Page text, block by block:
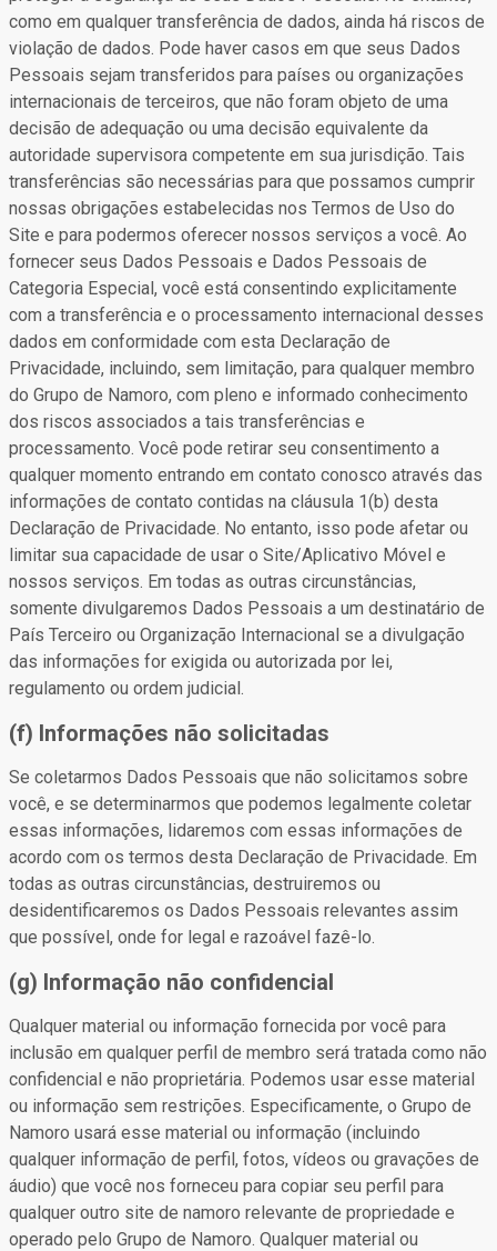
como em qualquer transferência de dados, ainda há riscos de
violação de dados. Pode haver casos em que seus Dados
Pessoais sejam transferidos para países ou organizações
internacionais de terceiros, que não foram objeto de uma
decisão de adequação ou uma decisão equivalente da
autoridade supervisora competente em sua jurisdição. Tais
transferências são necessárias para que possamos cumprir
nossas obrigações estabelecidas nos Termos de Uso do
Site e para podermos oferecer nossos serviços a você. Ao
fornecer seus Dados Pessoais e Dados Pessoais de
Categoria Especial, você está consentindo explicitamente
com a transferência e o processamento internacional desses
dados em conformidade com esta Declaração de
Privacidade, incluindo, sem limitação, para qualquer membro
do Grupo de Namoro, com pleno e informado conhecimento
dos riscos associados a tais transferências e
processamento. Você pode retirar seu consentimento a
qualquer momento entrando em contato conosco através das
informações de contato contidas na cláusula 1(b) desta
Declaração de Privacidade. No entanto, isso pode afetar ou
limitar sua capacidade de usar o Site/Aplicativo Móvel e
nossos serviços. Em todas as outras circunstâncias,
somente divulgaremos Dados Pessoais a um destinatário de
País Terceiro ou Organização Internacional se a divulgação
das informações for exigida ou autorizada por lei,
regulamento ou ordem judicial.
(f) Informações não solicitadas
Se coletarmos Dados Pessoais que não solicitamos sobre
você, e se determinarmos que podemos legalmente coletar
essas informações, lidaremos com essas informações de
acordo com os termos desta Declaração de Privacidade. Em
todas as outras circunstâncias, destruiremos ou
desidentificaremos os Dados Pessoais relevantes assim
que possível, onde for legal e razoável fazê-lo.
(g) Informação não confidencial
Qualquer material ou informação fornecida por você para
inclusão em qualquer perfil de membro será tratada como não
confidencial e não proprietária. Podemos usar esse material
ou informação sem restrições. Especificamente, o Grupo de
Namoro usará esse material ou informação (incluindo
qualquer informação de perfil, fotos, vídeos ou gravações de
áudio) que você nos forneceu para copiar seu perfil para
qualquer outro site de namoro relevante de propriedade e
operado pelo Grupo de Namoro. Qualquer material ou